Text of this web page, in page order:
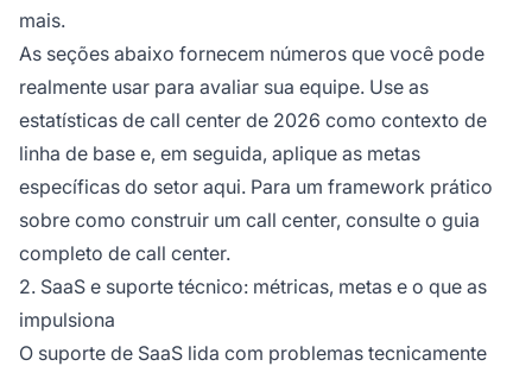
mais.
As seções abaixo fornecem números que você pode
realmente usar para avaliar sua equipe. Use as
estatísticas de call center de 2026 como contexto de
linha de base e, em seguida, aplique as metas
específicas do setor aqui. Para um framework prático
sobre como construir um call center, consulte o guia
completo de call center.
2. SaaS e suporte técnico: métricas, metas e o que as
impulsiona
O suporte de SaaS lida com problemas tecnicamente